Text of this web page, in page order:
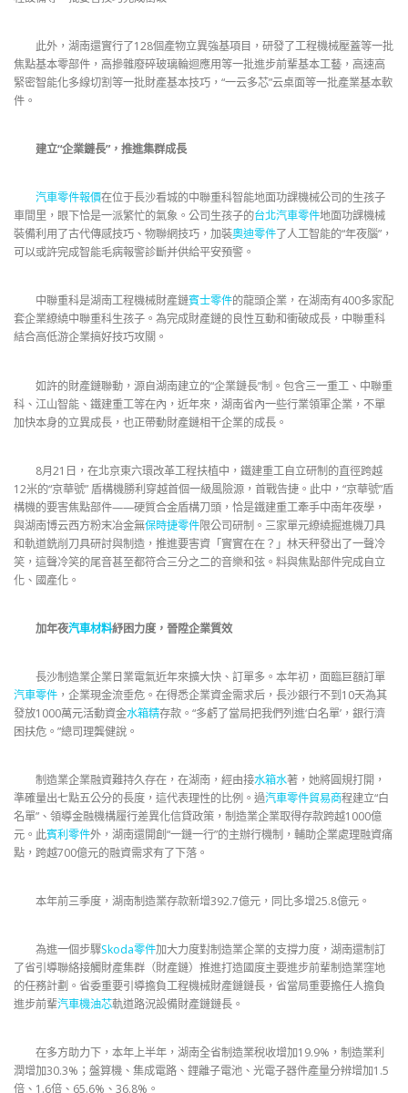
此外，湖南還實行了128個產物立異強基項目，研發了工程機械壓蓋等一批
焦點基本零部件，高摻雜廢碎玻璃輪迴應用等一批進步前輩基本工藝，高速高
緊密智能化多線切割等一批財產基本技巧，“一云多芯”云桌面等一批產業基本軟
件。
建立“企業鏈長”，推進集群成長
汽車零件報價在位于長沙看城的中聯重科智能地面功課機械公司的生孩子
車間里，眼下恰是一派繁忙的氣象。公司生孩子的台北汽車零件地面功課機械
裝備利用了古代傳感技巧、物聯網技巧，加裝奧迪零件了人工智能的“年夜腦”，
可以或許完成智能毛病報警診斷并供給平安預警。
中聯重科是湖南工程機械財產鏈賓士零件的龍頭企業，在湖南有400多家配
套企業繚繞中聯重科生孩子。為完成財產鏈的良性互動和衝破成長，中聯重科
結合高低游企業搞好技巧攻關。
如許的財產鏈聯動，源自湖南建立的“企業鏈長”制。包含三一重工、中聯重
科、江山智能、鐵建重工等在內，近年來，湖南省內一些行業領軍企業，不單
加快本身的立異成長，也正帶動財產鏈相干企業的成長。
8月21日，在北京東六環改革工程扶植中，鐵建重工自立研制的直徑跨越
12米的“京華號” 盾構機勝利穿越首個一級風險源，首戰告捷。此中，“京華號”盾
構機的要害焦點部件——硬質合金盾構刀頭，恰是鐵建重工牽手中南年夜學，
與湖南博云西方粉末冶金無保時捷零件限公司研制。三家單元繚繞掘進機刀具
和軌道銑削刀具研討與制造，推進要害資「實實在在？」林天秤發出了一聲冷
笑，這聲冷笑的尾音甚至都符合三分之二的音樂和弦。料與焦點部件完成自立
化、國產化。
加年夜汽車材料紓困力度，晉陞企業質效
長沙制造業企業日業電氣近年來擴大快、訂單多。本年初，面臨巨額訂單
汽車零件 ，企業現金流垂危。在得悉企業資金需求后，長沙銀行不到10天為其
發放1000萬元活動資金水箱精存款。“多虧了當局把我們列進‘白名單’，銀行濟
困扶危。”總司理龔健說。
制造業企業融資難持久存在，在湖南，經由接水箱水著，她將圓規打開，
準確量出七點五公分的長度，這代表理性的比例。過汽車零件貿易商程建立“白
名單”、領導金融機構履行差異化信貸政策，制造業企業取得存款跨越1000億
元。此賓利零件外，湖南還開創“一鏈一行”的主辦行機制，輔助企業處理融資痛
點，跨越700億元的融資需求有了下落。
本年前三季度，湖南制造業存款新增392.7億元，同比多增25.8億元。
為進一個步驟Skoda零件加大力度對制造業企業的支撐力度，湖南還制訂
了省引導聯絡接觸財產集群（財產鏈）推進打造國度主要進步前輩制造業窪地
的任務計劃。省委重要引導擔負工程機械財產鏈鏈長，省當局重要擔任人擔負
進步前輩汽車機油芯軌道路況設備財產鏈鏈長。
在多方助力下，本年上半年，湖南全省制造業稅收增加19.9%，制造業利
潤增加30.3%；盤算機、集成電路、鋰離子電池、光電子器件產量分辨增加1.5
倍、1.6倍、65.6%、36.8%。